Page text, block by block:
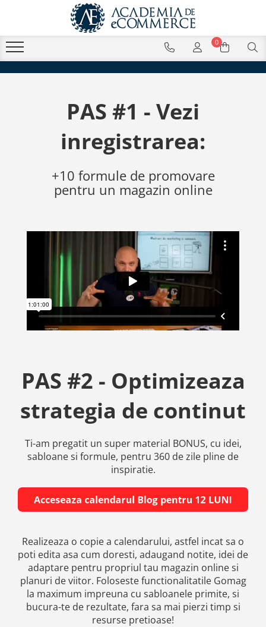
0
PAS #1 - Vezi
inregistrarea:
+10 formule de promovare
pentru un magazin online
PAS #2 - Optimizeaza
strategia de continut
Ti-am pregatit un super material BONUS, cu idei,
sabloane si formule, pentru 360 de zile pline de
inspiratie.
Realizeaza o copie a calendarului, astfel incat sa o
poti edita asa cum doresti, adaugand notite, idei de
adaptare pentru propriul tau magazin online si
planuri de viitor. Foloseste functionalitatile Gomag
la maximum impreuna cu sabloanele primite, si
bucura-te de rezultate, fara sa mai pierzi timp si
resurse pretioase!